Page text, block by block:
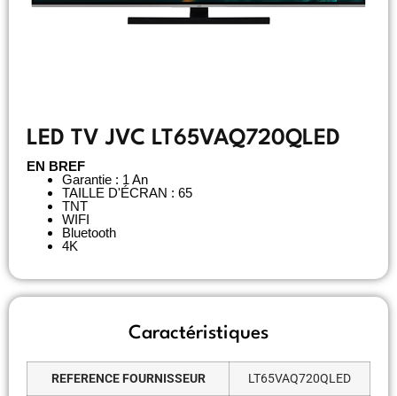
LED TV JVC LT65VAQ720QLED
EN BREF
Garantie : 1 An
TAILLE D'ÉCRAN : 65
TNT
WIFI
Bluetooth
4K
Caractéristiques
REFERENCE FOURNISSEUR LT65VAQ720QLED